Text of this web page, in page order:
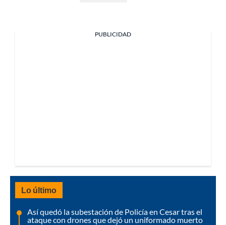
PUBLICIDAD
Lo último
Así quedó la subestación de Policía en Cesar tras el
ataque con drones que dejó un uniformado muerto